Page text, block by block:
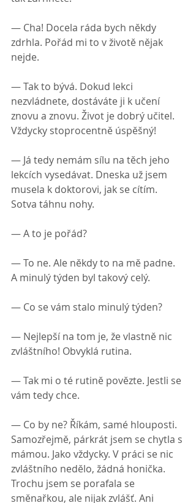
— Cha! Docela ráda bych někdy
zdrhla. Pořád mi to v životě nějak
nejde.
— Tak to bývá. Dokud lekci
nezvládnete, dostáváte ji k učení
znovu a znovu. Život je dobrý učitel.
Vždycky stoprocentně úspěšný!
— Já tedy nemám sílu na těch jeho
lekcích vysedávat. Dneska už jsem
musela k doktorovi, jak se cítím.
Sotva táhnu nohy.
— A to je pořád?
— To ne. Ale někdy to na mě padne.
A minulý týden byl takový celý.
— Co se vám stalo minulý týden?
— Nejlepší na tom je, že vlastně nic
zvláštního! Obvyklá rutina.
— Tak mi o té rutině povězte. Jestli se
vám tedy chce.
— Co by ne? Říkám, samé hlouposti.
Samozřejmě, párkrát jsem se chytla s
mámou. Jako vždycky. V práci se nic
zvláštního nedělo, žádná honička.
Trochu jsem se porafala se
směnařkou, ale nijak zvlášť. Ani